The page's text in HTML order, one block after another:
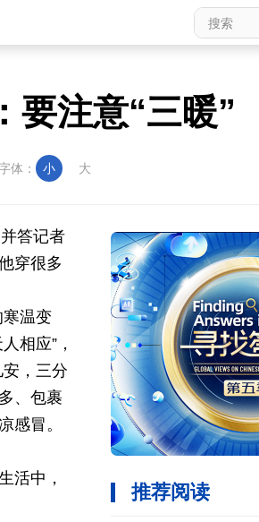
要注意“三暖”
体： 小 大
答记者
穿很多
寒温变
相应”，
，三分
、包裹
感冒。
活中，